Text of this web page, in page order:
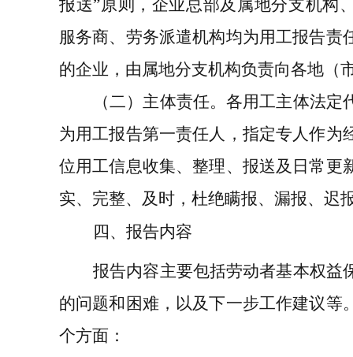
报送”原则，企业总部及属地分支机构
服务商、劳务派遣机构均为用工报告责
的企业，由属地分支机构负责向各地（
（二）主体责任。各用工主体法定
为用工报告第一责任人，指定专人作为
位用工信息收集、整理、报送及日常更
实、完整、及时，杜绝瞒报、漏报、迟
四、报告内容
报告内容主要包括劳动者基本权益
的问题和困难，以及下一步工作建议等
个方面：